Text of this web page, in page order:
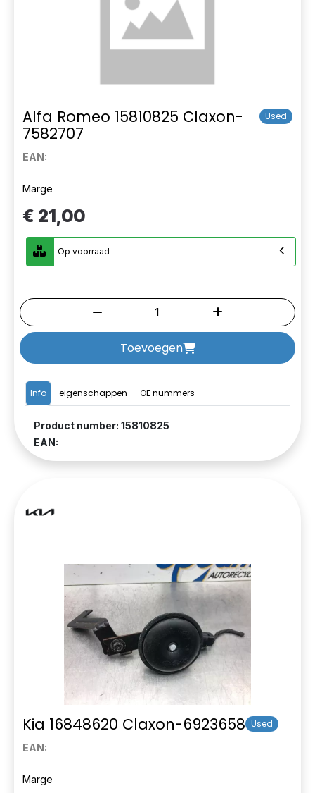
Alfa Romeo 15810825 Claxon-
7582707
Used
EAN:
Info eigenschappen OE nummers
Product number: 15810825
EAN:
Marge
€ 21,00
Op voorraad
Toevoegen
Kia 16848620 Claxon-6923658 Used
EAN:
Marge